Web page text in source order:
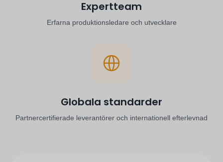
Expertteam
Erfarna produktionsledare och utvecklare
Globala standarder
Partnercertifierade leverantörer och internationell efterlevnad